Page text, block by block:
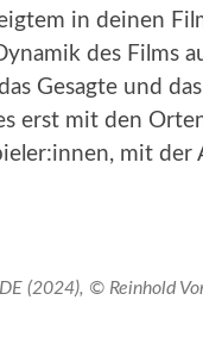
in deinen
des Films
Gesagte und
erst mit den
mit
(2024), © Reinhold